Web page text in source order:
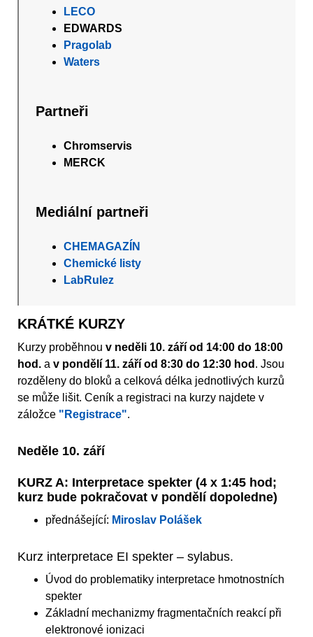
LECO
EDWARDS
Pragolab
Waters
Partneři
Chromservis
MERCK
Mediální partneři
CHEMAGAZÍN
Chemické listy
LabRulez
KRÁTKÉ KURZY
Kurzy proběhnou v neděli 10. září od 14:00 do 18:00
hod. a v pondělí 11. září od 8:30 do 12:30 hod . Jsou
rozděleny do bloků a celková délka jednotlivých kurzů
se může lišit. Ceník a registraci na kurzy najdete v
záložce "Registrace".
Neděle 10. září
KURZ A: Interpretace spekter (4 x 1:45 hod;
kurz bude pokračovat v pondělí dopoledne)
přednášející: Miroslav Polášek
Kurz interpretace EI spekter – sylabus.
Úvod do problematiky interpretace hmotnostních
spekter
Základní mechanizmy fragmentačních reakcí při
elektronové ionizaci